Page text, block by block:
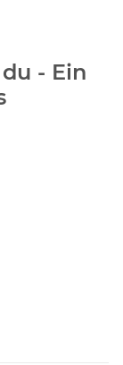
- Ein